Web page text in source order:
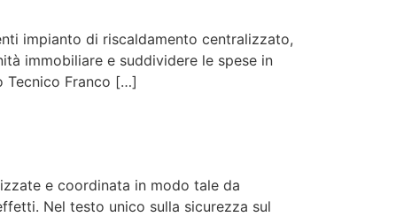
impianto di riscaldamento centralizzato,
immobiliare e suddividere le spese in
Tecnico Franco […]
e coordinata in modo tale da
Nel testo unico sulla sicurezza sul